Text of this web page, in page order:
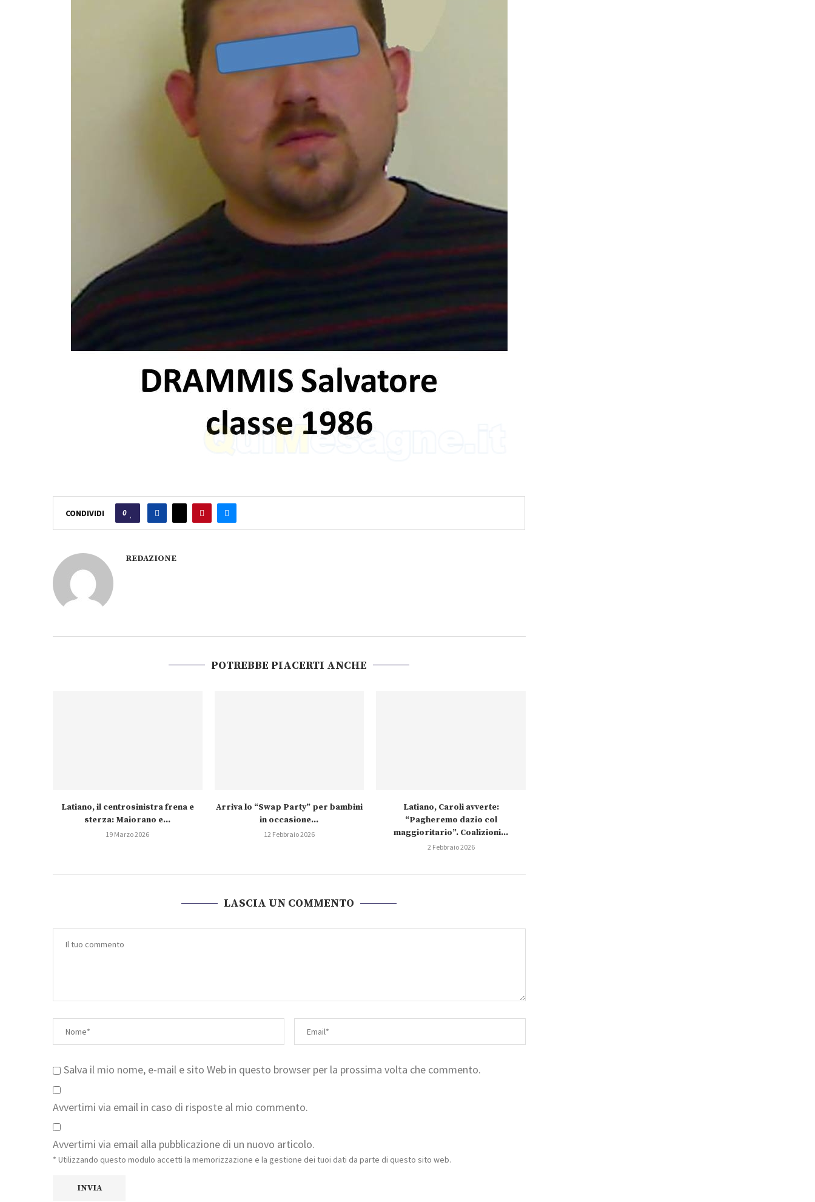
CONDIVIDI 0
REDAZIONE
POTREBBE PIACERTI ANCHE
Latiano, il centrosinistra frena e
sterza: Maiorano e...
19 Marzo 2026
Arriva lo “Swap Party” per bambini
in occasione...
12 Febbraio 2026
Latiano, Caroli avverte:
“Pagheremo dazio col
maggioritario”. Coalizioni...
2 Febbraio 2026
LASCIA UN COMMENTO
Salva il mio nome, e-mail e sito Web in questo browser per la prossima volta che commento.
Avvertimi via email in caso di risposte al mio commento.
Avvertimi via email alla pubblicazione di un nuovo articolo.
* Utilizzando questo modulo accetti la memorizzazione e la gestione dei tuoi dati da parte di questo sito web.